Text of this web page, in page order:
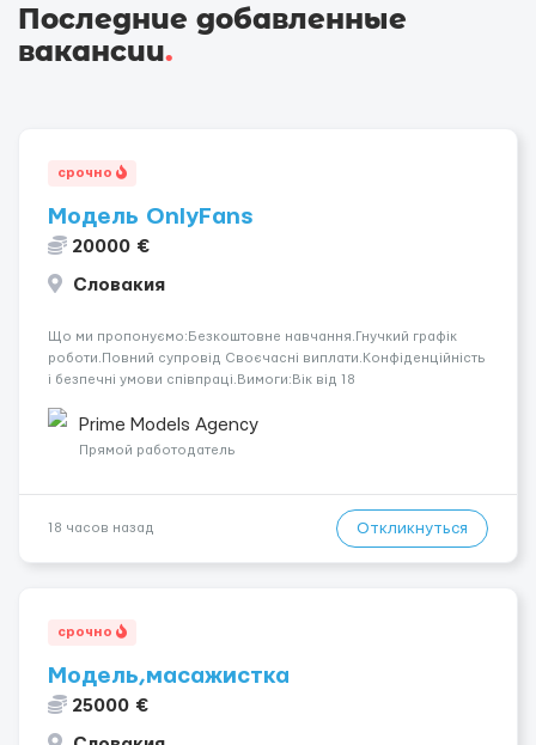
Последние добавленные
вакансии.
срочно
Модель OnlyFans
20000 €
Словакия
Що ми пропонуємо:Безкоштовне навчання.Гнучкий графік
роботи.Повний супровід Своєчасні виплати.Конфіденційність
і безпечні умови співпраці.Вимоги:Вік від 18
розвиватися.Досвід не обов’язковий.Якщо вас зацікавила
вакансія — залишайте відгук, і ми зв’яжемося ...
Prime Models Agency
Прямой работодатель
18 часов назад Откликнуться
срочно
Модель,масажистка
25000 €